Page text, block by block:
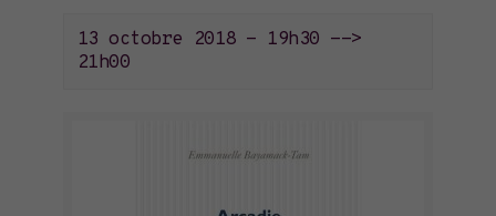
13 octobre 2018 - 19h30 -->
21h00